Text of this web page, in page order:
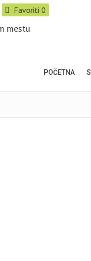
Favoriti0
POČETNA